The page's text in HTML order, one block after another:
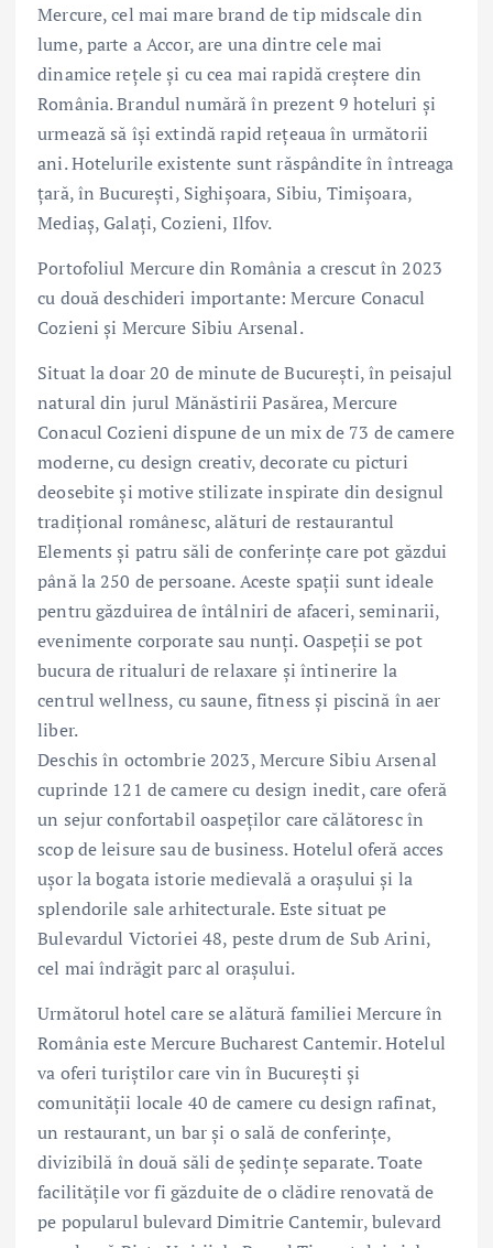
Mercure, cel mai mare brand de tip midscale din
lume, parte a Accor, are una dintre cele mai
dinamice rețele și cu cea mai rapidă creștere din
România. Brandul numără în prezent 9 hoteluri și
urmează să își extindă rapid rețeaua în următorii
ani. Hotelurile existente sunt răspândite în întreaga
țară, în București, Sighișoara, Sibiu, Timișoara,
Mediaș, Galați, Cozieni, Ilfov.
Portofoliul Mercure din România a crescut în 2023
cu două deschideri importante: Mercure Conacul
Cozieni și Mercure Sibiu Arsenal.
Situat la doar 20 de minute de București, în peisajul
natural din jurul Mănăstirii Pasărea, Mercure
Conacul Cozieni dispune de un mix de 73 de camere
moderne, cu design creativ, decorate cu picturi
deosebite și motive stilizate inspirate din designul
tradițional românesc, alături de restaurantul
Elements și patru săli de conferințe care pot găzdui
până la 250 de persoane. Aceste spații sunt ideale
pentru găzduirea de întâlniri de afaceri, seminarii,
evenimente corporate sau nunți. Oaspeții se pot
bucura de ritualuri de relaxare și întinerire la
centrul wellness, cu saune, fitness și piscină în aer
liber.
Deschis în octombrie 2023, Mercure Sibiu Arsenal
cuprinde 121 de camere cu design inedit, care oferă
un sejur confortabil oaspeților care călătoresc în
scop de leisure sau de business. Hotelul oferă acces
ușor la bogata istorie medievală a orașului și la
splendorile sale arhitecturale. Este situat pe
Bulevardul Victoriei 48, peste drum de Sub Arini,
cel mai îndrăgit parc al orașului.
Următorul hotel care se alătură familiei Mercure în
România este Mercure Bucharest Cantemir. Hotelul
va oferi turiștilor care vin în București și
comunității locale 40 de camere cu design rafinat,
un restaurant, un bar și o sală de conferințe,
divizibilă în două săli de ședințe separate. Toate
facilitățile vor fi găzduite de o clădire renovată de
pe popularul bulevard Dimitrie Cantemir, bulevard